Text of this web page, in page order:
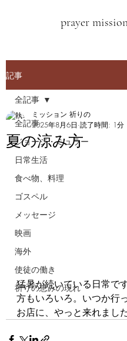
prayer
記事
全記事
ジョージ・ミュラー
日常生活
食べ物、料理
ゴスペル
メッセージ
映画
海外
使徒の働き
祈りの恵みの現れ
全記事
夏の涼み方
ミッション 祈りの
2025年8月6日 読了時間: 1分
猛暑が続いている日常で
方もいろいろ。いつか行
お店に、やっと来れまし